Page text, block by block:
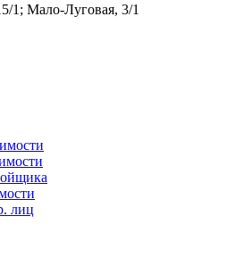
1; Мало-Луговая, 3/1
лиц